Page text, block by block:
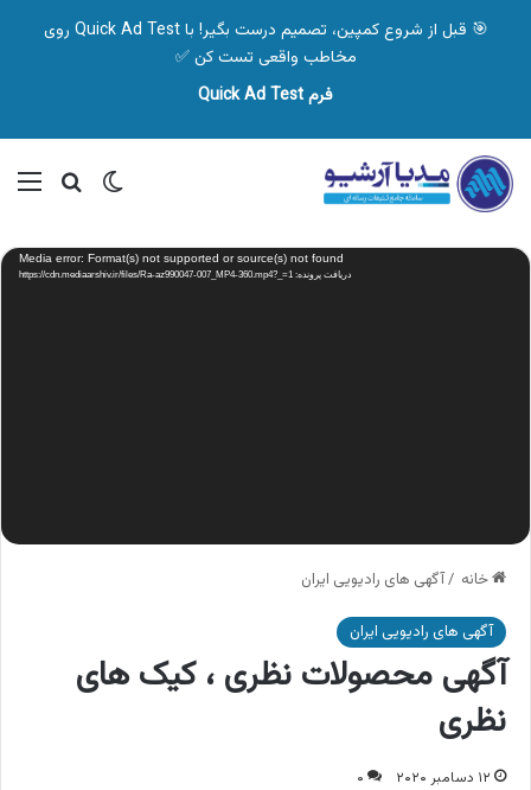
🎯 قبل از شروع کمپین، تصمیم درست بگیر! با Quick Ad Test روی
مخاطب واقعی تست کن ✅
فرم Quick Ad Test
تغییر پوسته
نمایشگر
ویدیو Media error: Format(s) not supported or source(s) not found
دریافت پرونده: https://cdn.mediaarshiv.ir/files/Ra-az990047-007_MP4-360.mp4?_=1
خانه /آگهی های رادیویی ایران
آگهی های رادیویی ایران
آگهی محصولات نظری ، کیک های
نظری
۱۲ دسامبر ۲۰۲۰ ۰